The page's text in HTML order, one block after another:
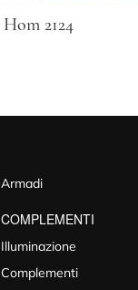
Hom 2124
Armadi
COMPLEMENTI
Illuminazione
Complementi